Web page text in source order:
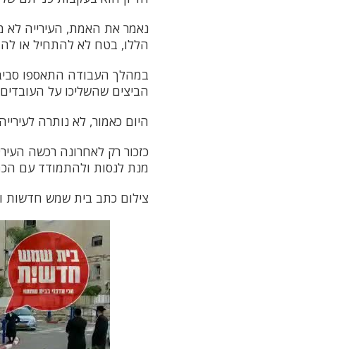
נאמר את האמת, העירייה לא
הללו, בטח לא להתחיל או
במהלך העבודה התאספו
הביצים שהשליכו על
היום כאמור, לא נותרה
כזכור רק לאחרונה רכשה
מנת לנסות ולהתמודד עם
צילום כתב בית שמש חדשות